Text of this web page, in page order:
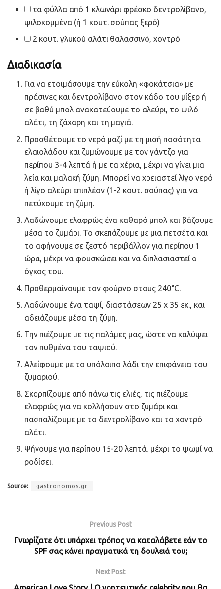
τα φύλλα από 1 κλωνάρι φρέσκο δεντρολίβανο,
ψιλοκομμένα (ή 1 κουτ. σούπας ξερό)
2 κουτ. γλυκού αλάτι θαλασσινό, χοντρό
Διαδικασία
Για να ετοιμάσουμε την εύκολη «φοκάτσια» με
πράσινες και δεντρολίβανο στον κάδο του μίξερ ή
σε βαθύ μπολ ανακατεύουμε το αλεύρι, το ψιλό
αλάτι, τη ζάχαρη και τη μαγιά.
Προσθέτουμε το νερό μαζί με τη μισή ποσότητα
ελαιολάδου και ζυμώνουμε με τον γάντζο για
περίπου 3-4 λεπτά ή με τα χέρια, μέχρι να γίνει μια
λεία και μαλακή ζύμη. Μπορεί να χρειαστεί λίγο νερό
ή λίγο αλεύρι επιπλέον (1-2 κουτ. σούπας) για να
πετύχουμε τη ζύμη.
Λαδώνουμε ελαφρώς ένα καθαρό μπολ και βάζουμε
μέσα το ζυμάρι. Το σκεπάζουμε με μια πετσέτα και
το αφήνουμε σε ζεστό περιβάλλον για περίπου 1
ώρα, μέχρι να φουσκώσει και να διπλασιαστεί ο
όγκος του.
Προθερμαίνουμε τον φούρνο στους 240°C.
Λαδώνουμε ένα ταψί, διαστάσεων 25 x 35 εκ., και
αδειάζουμε μέσα τη ζύμη.
Την πιέζουμε με τις παλάμες μας, ώστε να καλύψει
τον πυθμένα του ταψιού.
Αλείφουμε με το υπόλοιπο λάδι την επιφάνεια του
ζυμαριού.
Σκορπίζουμε από πάνω τις ελιές, τις πιέζουμε
ελαφρώς για να κολλήσουν στο ζυμάρι και
πασπαλίζουμε με το δεντρολίβανο και το χοντρό
αλάτι.
Ψήνουμε για περίπου 15-20 λεπτά, μέχρι το ψωμί να
ροδίσει.
Source: gastronomos.gr
Previous Post
Γνωρίζατε ότι υπάρχει τρόπος να καταλάβετε εάν το
SPF σας κάνει πραγματικά τη δουλειά του;
Next Post